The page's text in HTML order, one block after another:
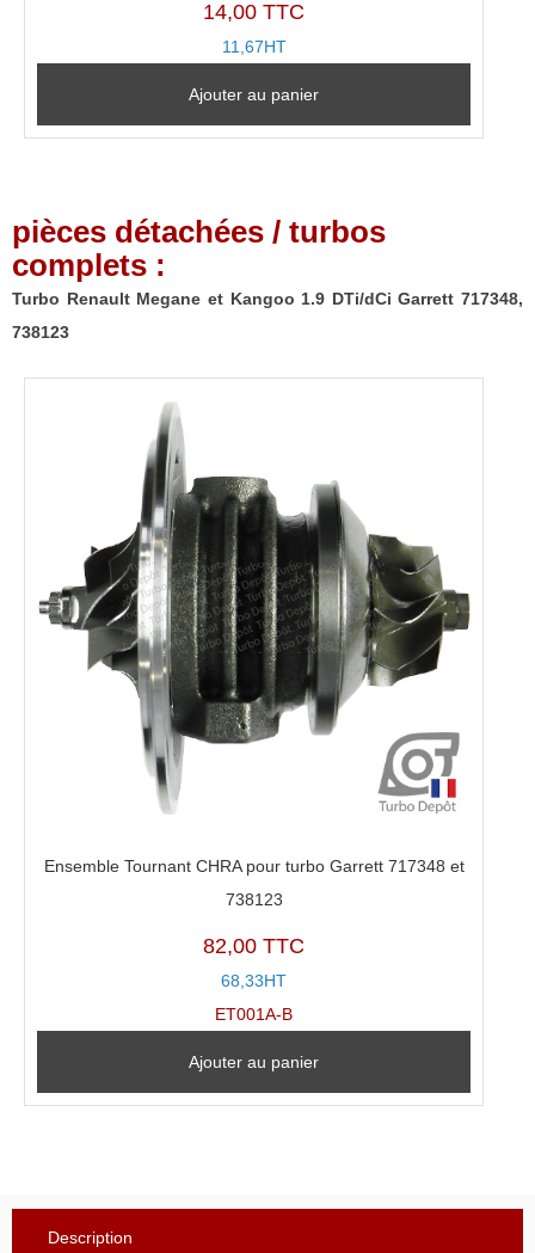
14,00 TTC
11,67HT
Ajouter au panier
pièces détachées / turbos
complets :
Turbo Renault Megane et Kangoo 1.9 DTi/dCi Garrett 717348,
738123
Ensemble Tournant CHRA pour turbo Garrett 717348 et
738123
82,00 TTC
68,33HT
ET001A-B
Ajouter au panier
Description